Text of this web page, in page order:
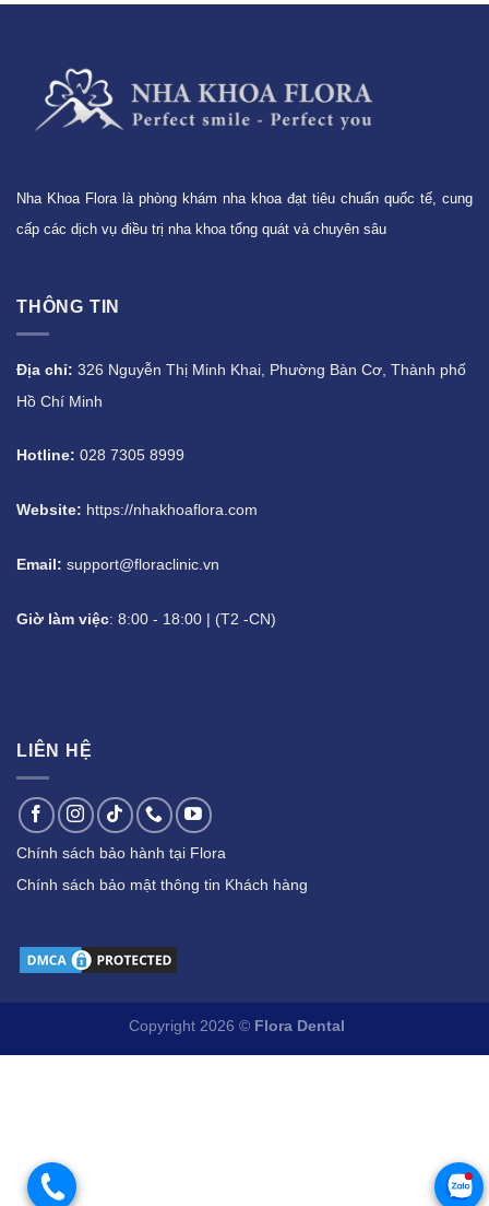
Nha Khoa Flora là phòng khám nha khoa đạt tiêu chuẩn quốc tế, cung
cấp các dịch vụ điều trị nha khoa tổng quát và chuyên sâu
THÔNG TIN
Địa chỉ: 326 Nguyễn Thị Minh Khai, Phường Bàn Cơ, Thành phố
Hồ Chí Minh
Hotline: 028 7305 8999
Website: https://nhakhoaflora.com
Email: support@floraclinic.vn
Giờ làm việc: 8:00 - 18:00 | (T2 -CN)
LIÊN HỆ
Chính sách bảo hành tại Flora
Chính sách bảo mật thông tin Khách hàng
Copyright 2026 © Flora Dental
. .